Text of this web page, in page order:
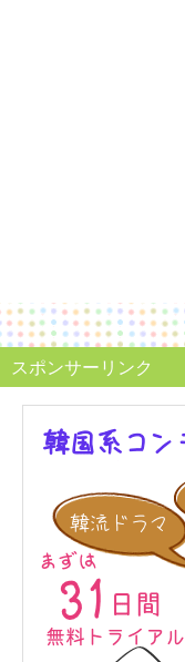
スポンサーリンク